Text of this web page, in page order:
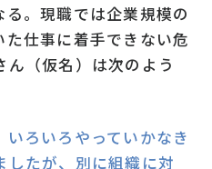
。現職では企業規模の
仕事に着手できない危
（仮名）は次のよう
ろいろやっていかなき
したが、別に組織に対